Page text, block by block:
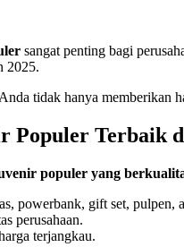
sangat penting bagi
2025.
tidak hanya memberikan
Populer Terbaik
populer yang
powerbank, gift set, pulpen,
perusahaan.
terjangkau.